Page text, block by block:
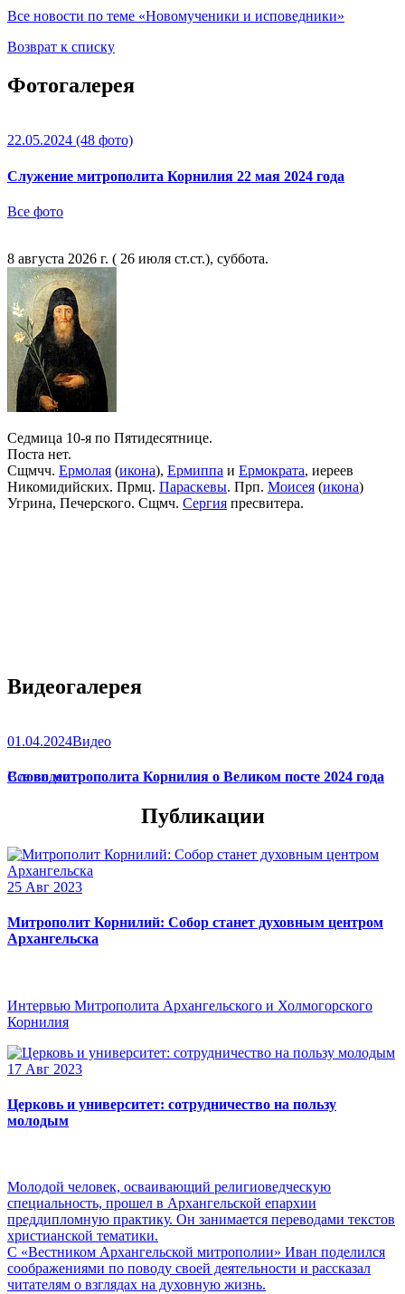
Все новости по теме «Новомученики и исповедники»
Возврат к списку
Фотогалерея
22.05.2024 (48 фото)
Служение митрополита Корнилия 22 мая 2024 года
Все фото
8 августа 2026 г. ( 26 июля ст.ст.), суббота.
Седмица 10-я по Пятидесятнице.
Поста нет.
Сщмчч. Ермолая (икона), Ермиппа и Ермократа, иереев
Никомидийских. Прмц. Параскевы. Прп. Моисея (икона)
Угрина, Печерского. Сщмч. Сергия пресвитера.
Видеогалерея
01.04.2024Видео
Слово митрополита Корнилия о Великом посте 2024 года
Все видео
Публикации
25 Авг 2023
Митрополит Корнилий: Собор станет духовным центром
Архангельска
Интервью Митрополита Архангельского и Холмогорского
Корнилия
17 Авг 2023
Церковь и университет: сотрудничество на пользу
молодым
Молодой человек, осваивающий религиоведческую
специальность, прошел в Архангельской епархии
преддипломную практику. Он занимается переводами текстов
христианской тематики.
С «Вестником Архангельской митрополии» Иван поделился
соображениями по поводу своей деятельности и рассказал
читателям о взглядах на духовную жизнь.